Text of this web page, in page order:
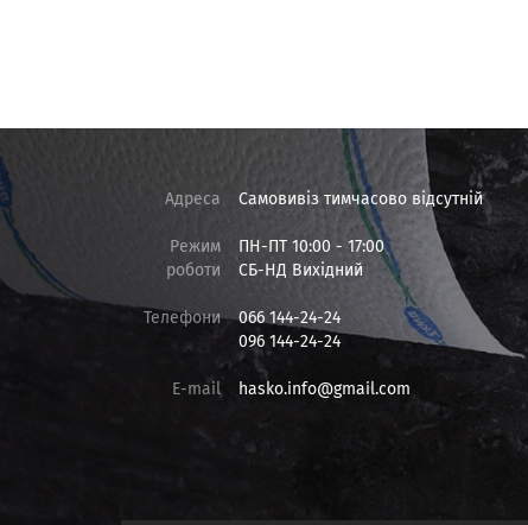
Адреса Самовивіз тимчасово відсутній
Режим
роботи
ПН-ПТ 10:00 - 17:00
СБ-НД Вихідний
Телефони
066 144-24-24
096 144-24-24
E-mail hasko.info@gmail.com